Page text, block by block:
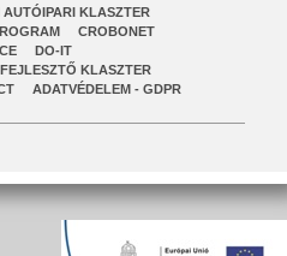
KLASZTER
CROBONET
DO-IT
KLASZTER
ADATVÉDELEM - GDPR